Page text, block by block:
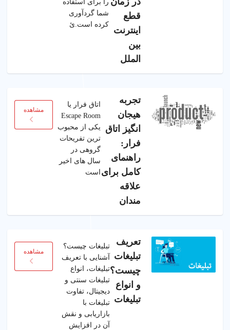
قطع
اینترنت
بین
الملل
را برای استفاده
شما گردآوری
کرده‌ است.ئ
تجربه
هیجان
انگیز اتاق
فرار:
راهنمای
کامل برای
علاقه
مندان
اتاق فرار یا
Escape Room
یکی از محبوب
ترین تفریحات
گروهی در
سال های اخیر
است
مشاهده
تعریف
تبلیغات
چیست؟
و انواع
تبلیغات
تبلیغات چیست؟
آشنایی با تعریف
تبلیغات، انواع
تبلیغات سنتی و
دیجیتال، تفاوت
تبلیغات با
بازاریابی و نقش
آن در افزایش
مشاهده